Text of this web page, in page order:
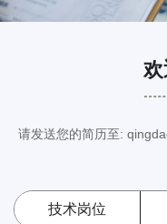
请发送您的简历至:
技术岗位